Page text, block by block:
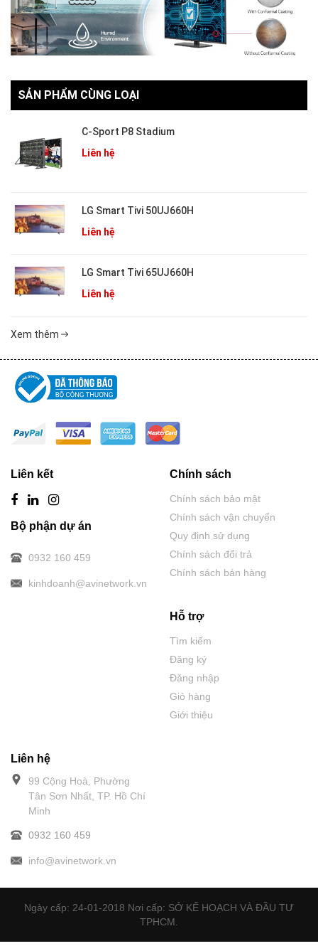
SẢN PHẨM CÙNG LOẠI
C-Sport P8 Stadium
Liên hệ
LG Smart Tivi 50UJ660H
Liên hệ
LG Smart Tivi 65UJ660H
Liên hệ
Xem thêm
Liên kết
Bộ phận dự án
0932 160 459
kinhdoanh@avinetwork.vn
Chính sách
Chính sách bảo mật
Chính sách vận chuyển
Quy định sử dụng
Chính sách đổi trả
Chính sách bán hàng
Hỗ trợ
Tìm kiếm
Đăng ký
Đăng nhập
Giỏ hàng
Giới thiệu
Liên hệ
99 Cộng Hoà, Phường
Tân Sơn Nhất, TP. Hồ Chí
Minh
0932 160 459
info@avinetwork.vn
Ngày cấp: 24-01-2018 Nơi cấp: SỞ KẾ HOẠCH VÀ ĐẦU TƯ
TPHCM.